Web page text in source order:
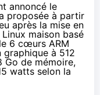
annoncé le
proposée à partir
après la mise en
Linux maison basé
6 cœurs ARM
graphique à 512
de mémoire,
watts selon la